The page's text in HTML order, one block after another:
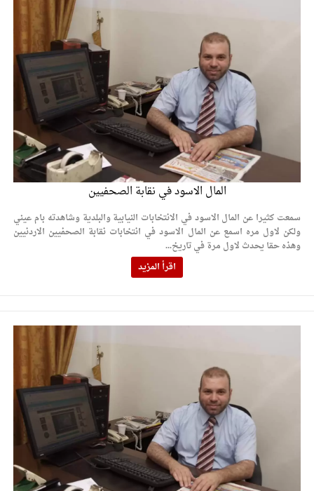
المال الاسود في نقابة الصحفيين
سمعت كثيرا عن المال الاسود في الانتخابات النيابية والبلدية وشاهدته بام عيني
ولكن لاول مره اسمع عن المال الاسود في انتخابات نقابة الصحفيين الاردنيين
وهذه حقا يحدث لاول مرة في تاريخ...
اقرأ المزيد